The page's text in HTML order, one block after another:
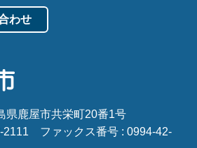
わせ
県鹿屋市共栄町20番1号
2111
ファックス番号 : 0994-42-